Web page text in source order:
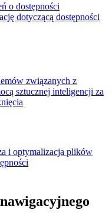
o dostępności
dotyczącą dostępności
związanych z
sztucznej inteligencji za
i optymalizacja plików